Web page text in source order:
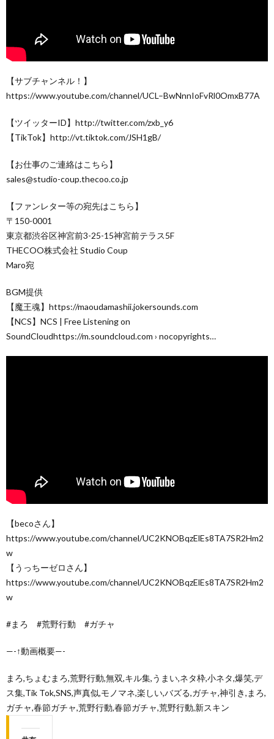
【サブチャンネル！】
https://www.youtube.com/channel/UCL–BwNnnIoFvRl0OmxB77A
【ツイッターID】http://twitter.com/zxb_y6
【TikTok】http://vt.tiktok.com/JSH1gB/
【お仕事のご連絡はこちら】
sales@studio-coup.thecoo.co.jp
【ファンレター等の宛先はこちら】
〒150-0001
東京都渋谷区神宮前3-25-15神宮前テラス5F
THECOO株式会社 Studio Coup
Maro宛
BGM提供
【魔王魂】https://maoudamashii.jokersounds.com
【NCS】NCS | Free Listening on
SoundCloudhttps://m.soundcloud.com › nocopyrights…
【becoさん】
https://www.youtube.com/channel/UC2KNOBqzElEs8TA7SR2Hm2
w
【うっちーゼロさん】
https://www.youtube.com/channel/UC2KNOBqzElEs8TA7SR2Hm2
w
#まろ #荒野行動 #ガチャ
—-↑動画概要—-
まろ,ちょむまろ,荒野行動,無双,キル集,うまい,ネタ枠,小ネタ,爆笑,デ
ス集,Tik Tok,SNS,声真似,モノマネ,楽しい,バズる,ガチャ,神引き,まろ,
ガチャ,春節ガチャ,荒野行動,春節ガチャ,荒野行動,新スキン